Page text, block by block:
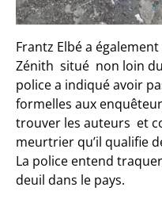
Frantz Elbé a
Zénith situé non loin
policea indiqué avoir
formelles aux
trouver les auteurs et
meurtrier qu’il qualifie
La police entend
deuil dans le pays.